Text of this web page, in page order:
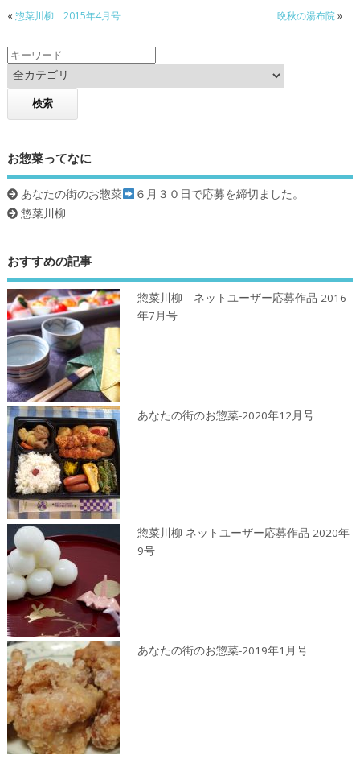
o
k
« 惣菜川柳 2015年4月号 晩秋の湯布院»
お惣菜ってなに
あなたの街のお惣菜
６月３０日で応募を締切ました。
惣菜川柳
おすすめの記事
惣菜川柳 ネットユーザー応募作品-2016
年7月号
あなたの街のお惣菜-2020年12月号
惣菜川柳 ネットユーザー応募作品-2020年
9号
あなたの街のお惣菜-2019年1月号